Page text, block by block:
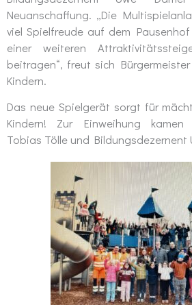
Neuanschaffung. „Die
viel Spielfreude auf dem
einer weiteren
beitragen“, freut sich
Kindern.
Das neue Spielgerät sorgt für
Kindern! Zur Einweihung kamen
Tobias Tölle und Bildungsdezernent